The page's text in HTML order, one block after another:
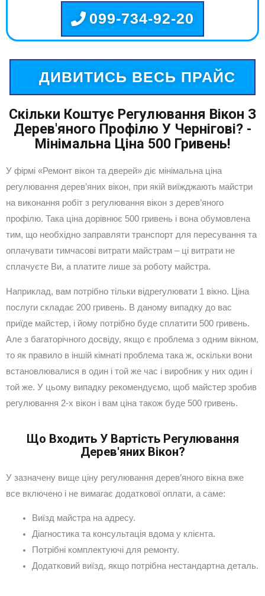
099-734-92-20
ДИВИТИСЬ ВЕСЬ ПРАЙС
Скільки Коштує Регулювання Вікон З
Дерев'яного Профілю У Чернігові? -
Мінімальна Ціна 500 Гривень!
У фірмі «Ремонт вікон та дверей» діє мінімальна ціна
регулювання дерев’яних вікон, при якій виїжджають майстри
на виконання робіт з регулювання вікон з дерев’яного
профілю. Така ціна дорівнює 500 гривень і вона обумовлена
тим, що необхідно заправляти транспорт для пересування та
оплачувати тимчасові витрати майстрам – ці витрати не
сплачуєте Ви, а платите лише за роботу майстра.
Наприклад, вам потрібно тільки відрегулювати 1 вікно. Ціна
послуги складає 200 гривень. В даному випадку до вас
приїде майстер, і йому потрібно буде сплатити 500 гривень.
Але з багаторічного досвіду, якщо є проблема з одним вікном,
то як правило в іншій кімнаті проблема така ж, оскільки вони
встановлювалися в один і той же час і виробник у них один і
той же. У цьому випадку рекомендуємо, щоб майстер зробив
регулювання 2-х вікон і вам ціна також буде 500 гривень.
Що Входить У Вартість Регулювання
Дерев'яних Вікон?
У зазначену вище ціну регулювання дерев’яного вікна вже
все включено і не вимагає додаткової оплати, а саме:
Виїзд майстра на адресу.
Діагностика та консультація вдома у клієнта.
Потрібні комплектуючі для ремонту.
Додатковий виїзд, якщо потрібна нестандартна деталь.